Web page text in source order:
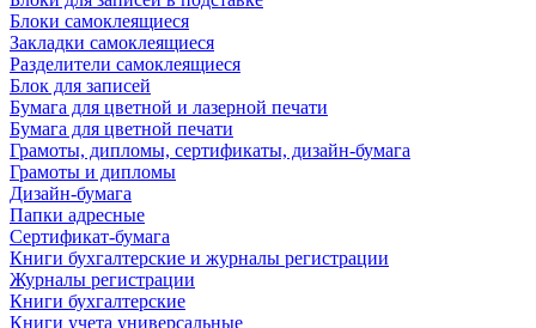
Блоки самоклеящиеся
Закладки самоклеящиеся
Разделители самоклеящиеся
Блок для записей
Бумага для цветной и лазерной печати
Бумага для цветной печати
Грамоты, дипломы, сертификаты, дизайн-бумага
Грамоты и дипломы
Дизайн-бумага
Папки адресные
Сертификат-бумага
Книги бухгалтерские и журналы регистрации
Журналы регистрации
Книги бухгалтерские
Книги учета универсальные